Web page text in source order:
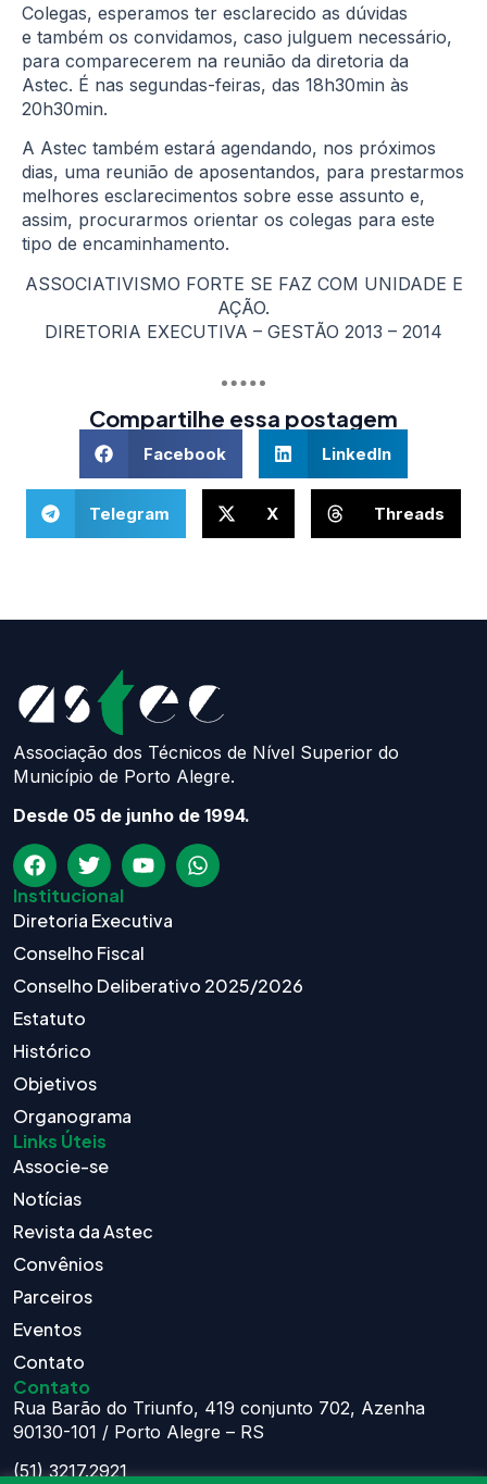
Colegas, esperamos ter esclarecido as dúvidas
e também os convidamos, caso julguem necessário,
para comparecerem na reunião da diretoria da
Astec. É nas segundas-feiras, das 18h30min às
20h30min.
A Astec também estará agendando, nos próximos
dias, uma reunião de aposentandos, para prestarmos
melhores esclarecimentos sobre esse assunto e,
assim, procurarmos orientar os colegas para este
tipo de encaminhamento.
ASSOCIATIVISMO FORTE SE FAZ COM UNIDADE E
AÇÃO.
DIRETORIA EXECUTIVA – GESTÃO 2013 – 2014
Compartilhe essa postagem
Facebook LinkedIn
Telegram X Threads
Associação dos Técnicos de Nível Superior do
Município de Porto Alegre.
Desde 05 de junho de 1994.
Institucional
Diretoria Executiva
Conselho Fiscal
Conselho Deliberativo 2025/2026
Estatuto
Histórico
Objetivos
Organograma
Links Úteis
Associe-se
Notícias
Revista da Astec
Convênios
Parceiros
Eventos
Contato
Contato
Rua Barão do Triunfo, 419 conjunto 702, Azenha
90130-101 / Porto Alegre – RS
(51) 3217.2921